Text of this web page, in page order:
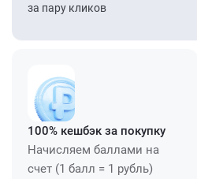
за пару кликов
100% кешбэк за покупку
Начисляем баллами на
счет (1 балл = 1 рубль)